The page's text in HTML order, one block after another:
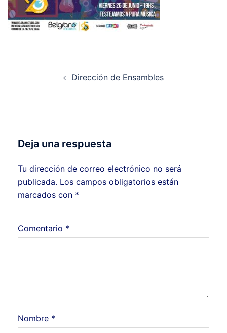
Dirección de Ensambles
Deja una respuesta
Tu dirección de correo electrónico no será
publicada. Los campos obligatorios están
marcados con *
Comentario *
Nombre *